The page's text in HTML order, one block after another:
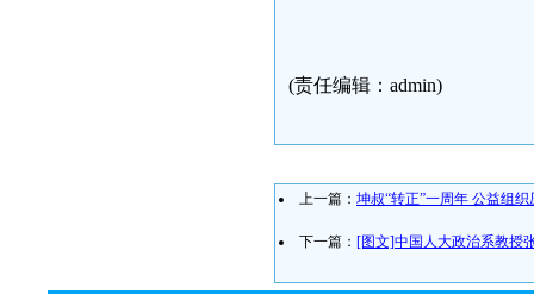
(责任编辑：admin)
上一篇： 坤叔“转正”一周年 公益组
下一篇： [图文]中国人大政治系教授